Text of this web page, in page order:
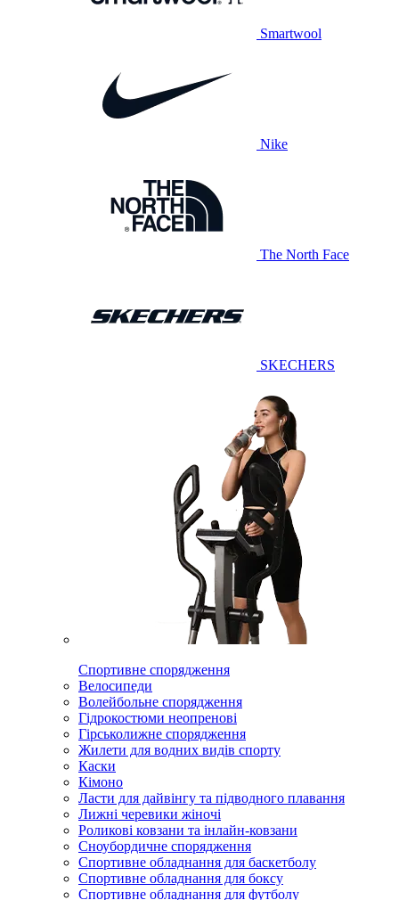
Smartwool
Nike
The North Face
SKECHERS
Спортивне спорядження
Велосипеди
Волейбольне спорядження
Гідрокостюми неопренові
Гірськолижне спорядження
Жилети для водних видів спорту
Каски
Кімоно
Ласти для дайвінгу та підводного плавання
Лижні черевики жіночі
Роликові ковзани та інлайн-ковзани
Сноубордичне спорядження
Спортивне обладнання для баскетболу
Спортивне обладнання для боксу
Спортивне обладнання для футболу